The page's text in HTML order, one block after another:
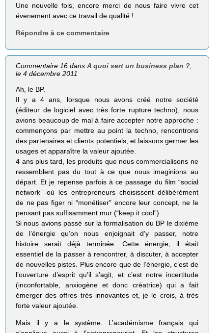
Une nouvelle fois, encore merci de nous faire vivre cet
évenement avec ce travail de qualité !
Répondre à ce commentaire
Commentaire 16 dansA quoi sert un business plan ?
le 4 décembre 2011
Ah, le BP.
Il y a 4 ans, lorsque nous avons créé notre société
(éditeur de logiciel avec très forte rupture techno), nous
avions beaucoup de mal à faire accepter notre approche :
commençons par mettre au point la techno, rencontrons
des partenaires et clients potentiels, et laissons germer les
usages et apparaître la valeur ajoutée.
4 ans plus tard, les produits que nous commercialisons ne
ressemblent pas du tout à ce que nous imaginions au
départ. Et je repense parfois à ce passage du film “social
network” où les entrepreneurs choisissent délibérément
de ne pas figer ni “monétiser” encore leur concept, ne le
pensant pas suffisamment mur (“keep it cool”).
Si nous avions passé sur la formalisation du BP le dixième
de l’énergie qu’on nous enjoignait d’y passer, notre
histoire serait déjà terminée. Cette énergie, il était
essentiel de la passer à rencontrer, à discuter, à accepter
de nouvelles pistes. Plus encore que de l’énergie, c’est de
l’ouverture d’esprit qu’il s’agit, et c’est notre incertitude
(inconfortable, anxiogène et donc créatrice) qui a fait
émerger des offres très innovantes et, je le crois, à très
forte valeur ajoutée.
Mais il y a le système. L’académisme français qui